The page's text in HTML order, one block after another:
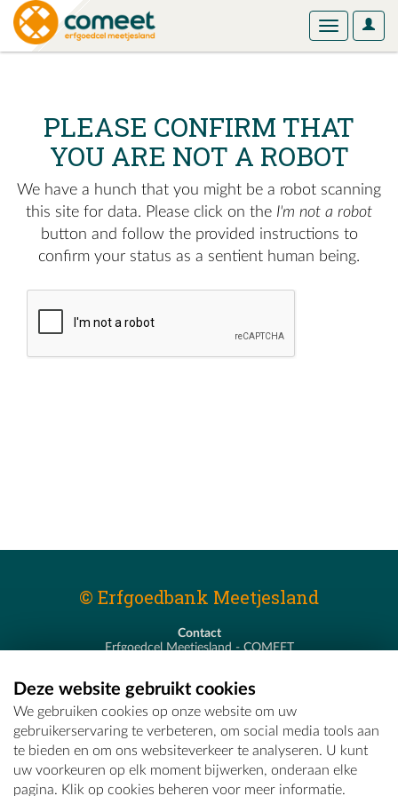
User
Toggle
PLEASE CONFIRM THAT
YOU ARE NOT A ROBOT
We have a hunch that you might be a robot scanning
this site for data. Please click on the I'm not a robot
button and follow the provided instructions to
confirm your status as a sentient human being.
© Erfgoedbank Meetjesland
Contact
Erfgoedcel Meetjesland - COMEET
T - 09 373 75 96
E -erfgoedcel@comeet.be
Deze website gebruikt cookies
We gebruiken cookies op onze website om uw
gebruikerservaring te verbeteren, om social media tools aan
te bieden en om ons websiteverkeer te analyseren. U kunt
uw voorkeuren op elk moment bijwerken, onderaan elke
pagina. Klik op cookies beheren voor meer informatie.